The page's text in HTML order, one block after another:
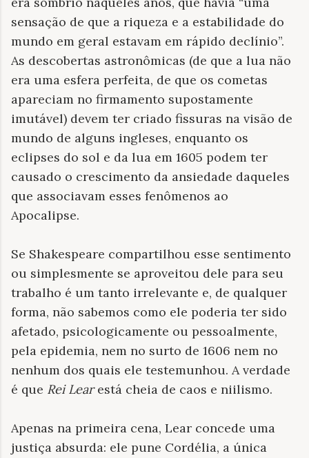
sensação de que a riqueza e a estabilidade do
mundo em geral estavam em rápido declínio”.
As descobertas astronômicas (de que a lua não
era uma esfera perfeita, de que os cometas
apareciam no firmamento supostamente
imutável) devem ter criado fissuras na visão de
mundo de alguns ingleses, enquanto os
eclipses do sol e da lua em 1605 podem ter
causado o crescimento da ansiedade daqueles
que associavam esses fenômenos ao
Apocalipse.
Se Shakespeare compartilhou esse sentimento
ou simplesmente se aproveitou dele para seu
trabalho é um tanto irrelevante e, de qualquer
forma, não sabemos como ele poderia ter sido
afetado, psicologicamente ou pessoalmente,
pela epidemia, nem no surto de 1606 nem no
nenhum dos quais ele testemunhou. A verdade
é que Rei Learestá cheia de caos e niilismo.
Apenas na primeira cena, Lear concede uma
justiça absurda: ele pune Cordélia, a única